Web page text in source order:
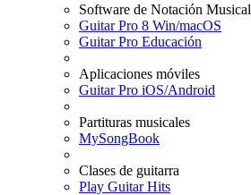
Software de Notación Musical
Guitar Pro 8 Win/macOS
Guitar Pro Educación
Aplicaciones móviles
Guitar Pro iOS/Android
Partituras musicales
MySongBook
Clases de guitarra
Play Guitar Hits